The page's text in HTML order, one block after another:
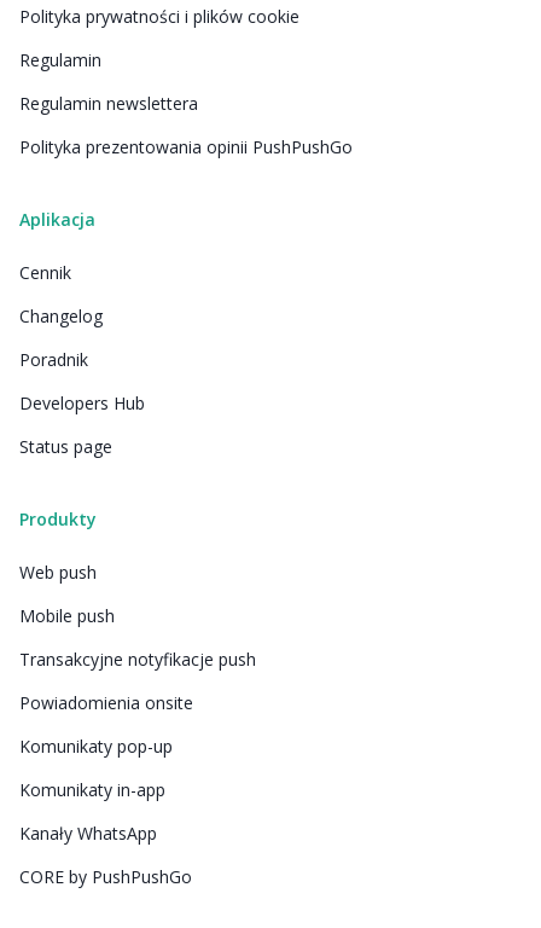
Polityka prywatności i plików cookie
Regulamin
Regulamin newslettera
Polityka prezentowania opinii PushPushGo
Aplikacja
Cennik
Changelog
Poradnik
Developers Hub
Status page
Produkty
Web push
Mobile push
Transakcyjne notyfikacje push
Powiadomienia onsite
Komunikaty pop-up
Komunikaty in-app
Kanały WhatsApp
CORE by PushPushGo